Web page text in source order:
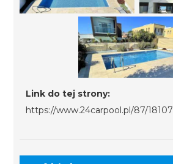
Link do tej strony:
https://www.24carpool.pl/87/18107